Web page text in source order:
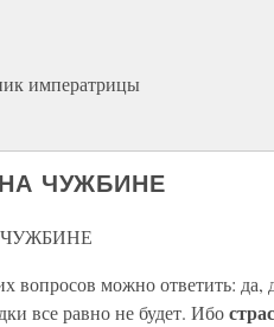
императрицы
ЧУЖБИНЕ
вопросов можно ответить:
все равно не будет. Ибо